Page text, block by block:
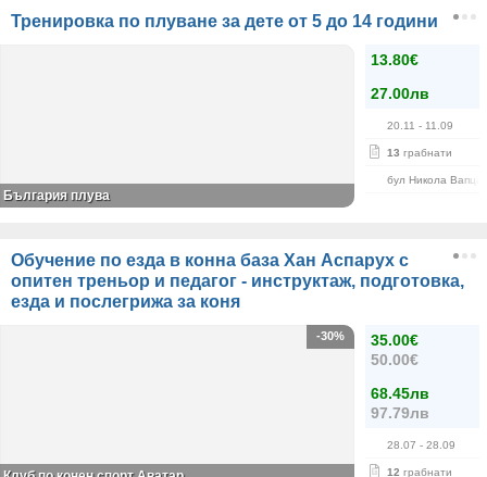
Тренировка по плуване за дете от 5 до 14 години
13.80€
27.00лв
20.11 - 11.09
13 грабнати
бул Никола
България плува
Обучение по езда в конна база Хан Аспарух с
опитен треньор и педагог - инструктаж, подготовка,
езда и послегрижа за коня
35.00€
50.00€
68.45лв
97.79лв
28.07 - 28.09
12 грабнати
-30%